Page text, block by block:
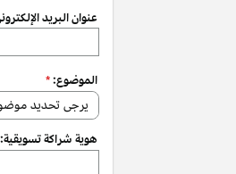
عنوان البريد
الموضوع:*
يرجى تحديد
هوية شراكة تسويقية: